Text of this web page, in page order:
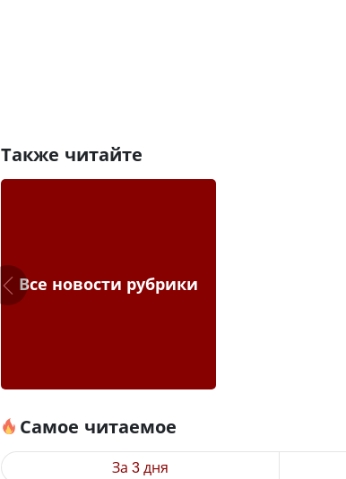
Также читайте
Все новости рубрики
Самое читаемое
За 3 дня